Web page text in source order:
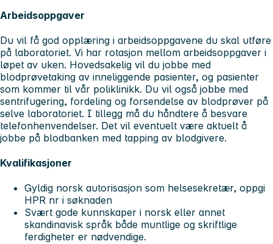
Arbeidsoppgaver
Du vil få god opplæring i arbeidsoppgavene du skal utføre
på laboratoriet. Vi har rotasjon mellom arbeidsoppgaver i
løpet av uken. Hovedsakelig vil du jobbe med
blodprøvetaking av inneliggende pasienter, og pasienter
som kommer til vår poliklinikk. Du vil også jobbe med
sentrifugering, fordeling og forsendelse av blodprøver på
selve laboratoriet. I tillegg må du håndtere å besvare
telefonhenvendelser. Det vil eventuelt være aktuelt å
jobbe på blodbanken med tapping av blodgivere.
Kvalifikasjoner
Gyldig norsk autorisasjon som helsesekretær, oppgi
HPR nr i søknaden
Svært gode kunnskaper i norsk eller annet
skandinavisk språk både muntlige og skriftlige
ferdigheter er nødvendige.